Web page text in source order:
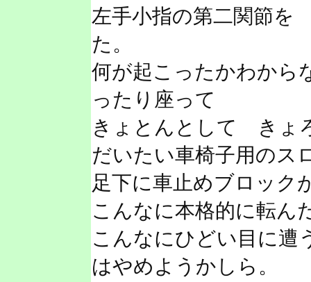
左手小指の第二関節
た。
何が起こったかわから
ったり座って
きょとんとして きょ
だいたい車椅子用の
足下に車止めブロック
こんなに本格的に転ん
こんなにひどい目に
はやめようかしら。